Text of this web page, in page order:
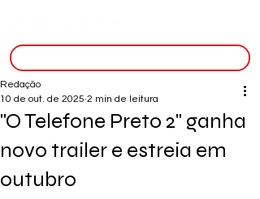
"O Telefone Preto 2" ganha
novo trailer e estreia em
outubro
Redação
10 de out. de 2025 2 min de leitura